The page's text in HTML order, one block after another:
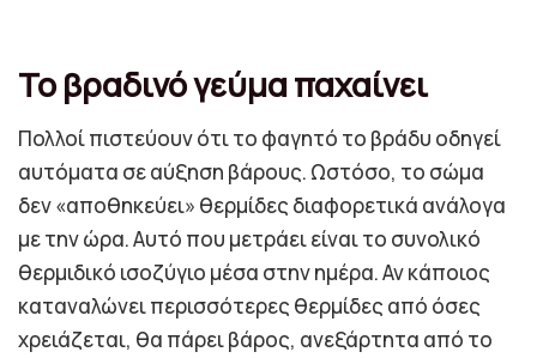
Το βραδινό γεύμα παχαίνει
Πολλοί πιστεύουν ότι το φαγητό το βράδυ οδηγεί
αυτόματα σε αύξηση βάρους. Ωστόσο, το σώμα
δεν «αποθηκεύει» θερμίδες διαφορετικά ανάλογα
με την ώρα. Αυτό που μετράει είναι το συνολικό
θερμιδικό ισοζύγιο μέσα στην ημέρα. Αν κάποιος
καταναλώνει περισσότερες θερμίδες από όσες
χρειάζεται, θα πάρει βάρος, ανεξάρτητα από το